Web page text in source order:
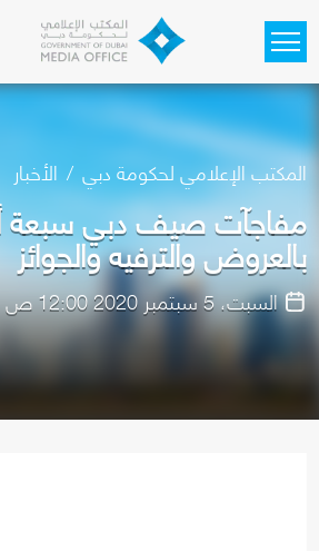
المكتب الإعلامي لحكومة دبي الأخبار
مفاجآت صيف دبي سبعة
بالعروض والترفيه والجوائز
السبت، 5 سبتمبر 2020 12:00 ص